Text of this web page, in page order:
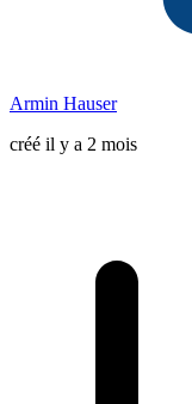
Armin Hauser
créé il y a 2 mois